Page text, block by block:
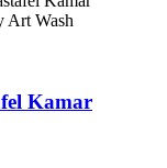
Kamar